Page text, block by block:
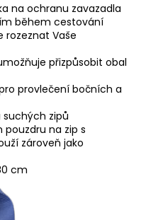
na ochranu zavazadla
během cestování
rozeznat Vaše
přizpůsobit obal
provlečení bočních a
zipů
pouzdru na zip s
zároveň jako
cm